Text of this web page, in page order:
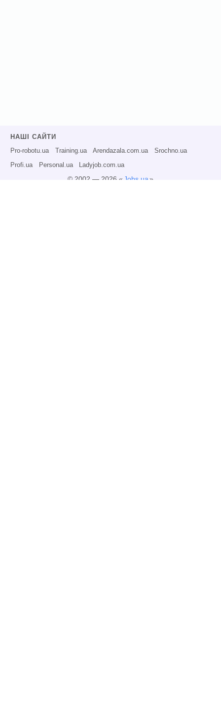
НАШІ САЙТИ
Pro-robotu.ua Training.ua Arendazala.com.ua Srochno.ua
Profi.ua Personal.ua Ladyjob.com.ua
© 2002 — 2026 « Jobs.ua»